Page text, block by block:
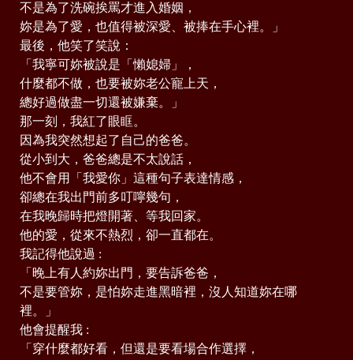
不是為了洗碗挨罵才進入婚姻，
妳是為了愛，也值得被深愛、被捧在手心裡。」
最後，他笑了笑說：
「我寧可妳被說是「懶媳婦」，
什麼都不做，也要被妳老公寵上天，
總好過做盡一切還被嫌棄。」
那一刻，我紅了眼眶。
因為我突然想起了自己的爸爸。
從小到大，爸爸總是不太說話，
他不會用「我愛你」這種句子表達情感，
卻總在我出門前多叮嚀幾句，
在我晚歸時把燈開著、等我回家。
他的愛，從來不熱烈，卻一直都在。
我記得他說過 :
「晚上有人約妳出門，要告訴爸爸，
不是要管妳，是怕妳走進黑暗裡，沒人知道妳在哪
裡。」
他會提醒我 :
「穿什麼都好看，但還是要看場合作選擇，